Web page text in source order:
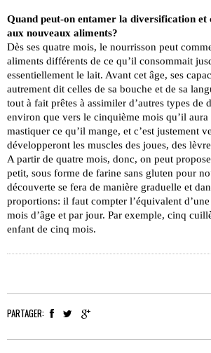
Quand peut-on entamer la diversification et
aux nouveaux aliments?
Dès ses quatre mois, le nourrisson peut
aliments différents de ce qu’il consommait
essentiellement le lait. Avant cet âge, ses
autrement dit celles de sa bouche et de sa
tout à fait prêtes à assimiler d’autres types de
environ que vers le cinquième mois qu’il
mastiquer ce qu’il mange, et c’est justement
développeront les muscles des joues, des
A partir de quatre mois, donc, on peut
petit, sous forme de farine sans gluten pour
découverte se fera de manière graduelle et
proportions: il faut compter l’équivalent
mois d’âge et par jour. Par exemple, cinq
enfant de cinq mois.
PARTAGER: